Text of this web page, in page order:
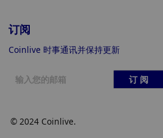
订阅
Coinlive 时事通讯并保持更新
订 阅
© 2024 Coinlive.